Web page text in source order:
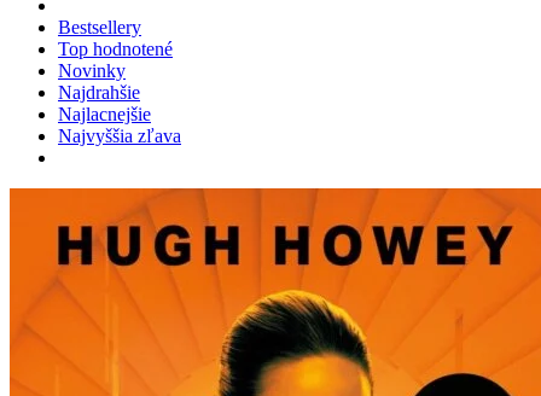
Bestsellery
Top hodnotené
Novinky
Najdrahšie
Najlacnejšie
Najvyššia zľava